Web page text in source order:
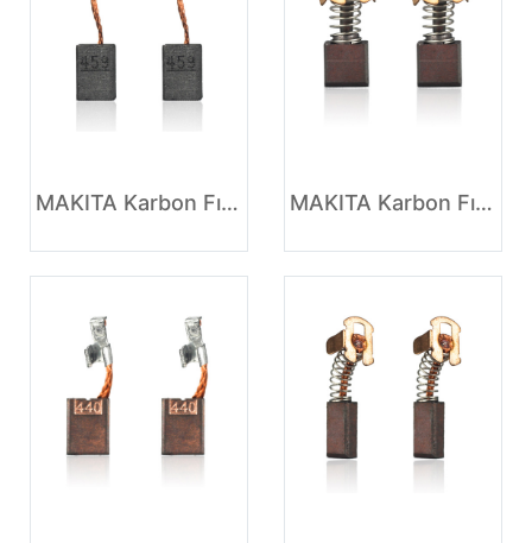
MAKITA Karbon Fırça Edmonton MAKITA Karbon Fırçalı DC Motor